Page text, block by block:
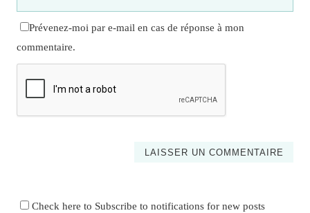
Prévenez-moi par e-mail en cas de réponse à mon
commentaire.
Check here to Subscribe to notifications for new posts